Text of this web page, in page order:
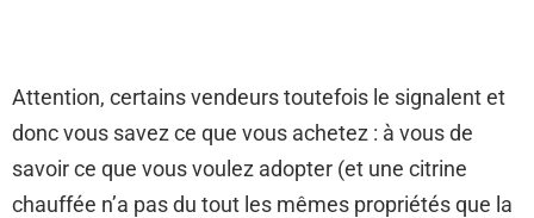
Attention, certains vendeurs toutefois le signalent et
donc vous savez ce que vous achetez : à vous de
savoir ce que vous voulez adopter (et une citrine
chauffée n’a pas du tout les mêmes propriétés que la